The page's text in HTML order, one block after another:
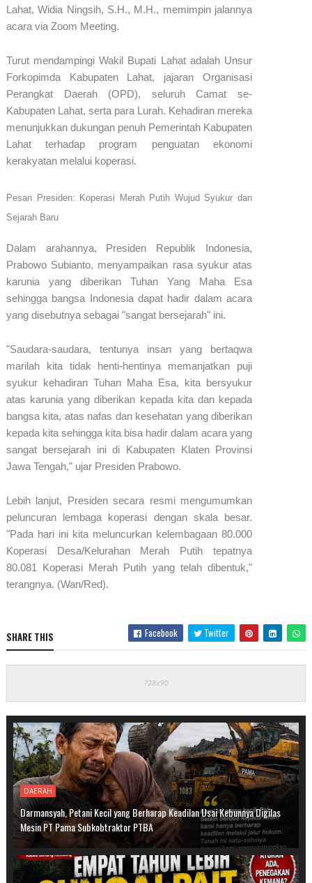
Lahat, Widia Ningsih, S.H., M.H., memimpin jalannya
acara via Zoom Meeting.
​Turut mendampingi Wakil Bupati Lahat adalah Unsur
Forkopimda Kabupaten Lahat, jajaran Organisasi
Perangkat Daerah (OPD), seluruh Camat se-
Kabupaten Lahat, serta para Lurah. Kehadiran mereka
menunjukkan dukungan penuh Pemerintah Kabupaten
Lahat terhadap program penguatan ekonomi
kerakyatan melalui koperasi.
​Pesan Presiden: Koperasi Merah Putih Wujud Syukur dan
Sejarah Baru
​Dalam arahannya, Presiden Republik Indonesia,
Prabowo Subianto, menyampaikan rasa syukur atas
karunia yang diberikan Tuhan Yang Maha Esa
sehingga bangsa Indonesia dapat hadir dalam acara
yang disebutnya sebagai "sangat bersejarah" ini.
​"Saudara-saudara, tentunya insan yang bertaqwa
marilah kita tidak henti-hentinya memanjatkan puji
syukur kehadiran Tuhan Maha Esa, kita bersyukur
atas karunia yang diberikan kepada kita dan kepada
bangsa kita, atas nafas dan kesehatan yang diberikan
kepada kita sehingga kita bisa hadir dalam acara yang
sangat bersejarah ini di Kabupaten Klaten Provinsi
Jawa Tengah," ujar Presiden Prabowo.
​Lebih lanjut, Presiden secara resmi mengumumkan
peluncuran lembaga koperasi dengan skala besar.
"Pada hari ini kita meluncurkan kelembagaan 80.000
Koperasi Desa/Kelurahan Merah Putih tepatnya
80.081 Koperasi Merah Putih yang telah dibentuk,"
terangnya. (Wan/Red).
SHARE THIS Facebook Twitter
DAERAH
Darmansyah, Petani Kecil yang Berharap Keadilan Usai Kebunnya Digilas
Mesin PT Pama Subkobtraktor PTBA